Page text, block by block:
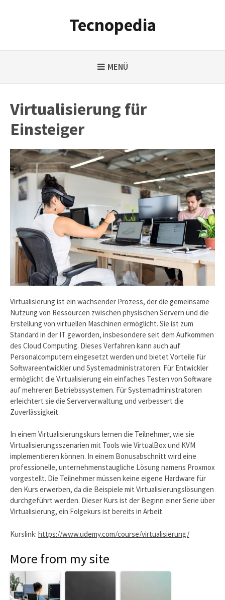
Tecnopedia
MENÜ
Virtualisierung für
Einsteiger
Virtualisierung ist ein wachsender Prozess, der die gemeinsame
Nutzung von Ressourcen zwischen physischen Servern und die
Erstellung von virtuellen Maschinen ermöglicht. Sie ist zum
Standard in der IT geworden, insbesondere seit dem Aufkommen
des Cloud Computing. Dieses Verfahren kann auch auf
Personalcomputern eingesetzt werden und bietet Vorteile für
Softwareentwickler und Systemadministratoren. Für Entwickler
ermöglicht die Virtualisierung ein einfaches Testen von Software
auf mehreren Betriebssystemen. Für Systemadministratoren
erleichtert sie die Serververwaltung und verbessert die
Zuverlässigkeit.
In einem Virtualisierungskurs lernen die Teilnehmer, wie sie
Virtualisierungsszenarien mit Tools wie VirtualBox und KVM
implementieren können. In einem Bonusabschnitt wird eine
professionelle, unternehmenstaugliche Lösung namens Proxmox
vorgestellt. Die Teilnehmer müssen keine eigene Hardware für
den Kurs erwerben, da die Beispiele mit Virtualisierungslösungen
durchgeführt werden. Dieser Kurs ist der Beginn einer Serie über
Virtualisierung, ein Folgekurs ist bereits in Arbeit.
Kurslink: https://www.udemy.com/course/virtualisierung/
More from my site